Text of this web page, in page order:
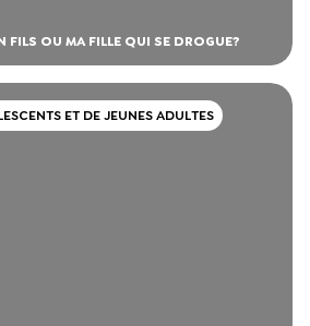
FILS OU MA FILLE QUI SE DROGUE?
ET DE JEUNES ADULTES